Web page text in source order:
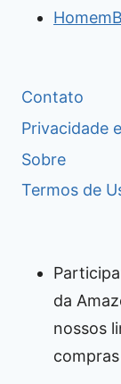
Contato
Privacidade
Sobre
Termos de
da
nossos